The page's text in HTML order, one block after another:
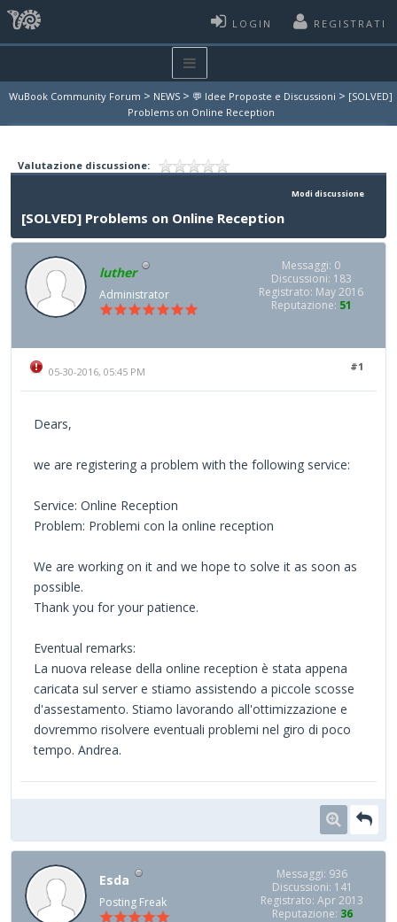
LOGIN REGISTRATI
WuBook Community Forum > NEWS > 💬 Idee Proposte e Discussioni > [SOLVED]
Problems on Online Reception
Valutazione discussione:
Modi discussione
[SOLVED] Problems on Online Reception
luther
Administrator
Messaggi: 0
Discussioni: 183
Registrato: May 2016
Reputazione: 51
#1
05-30-2016, 05:45 PM
Dears,
we are registering a problem with the following service:
Service: Online Reception
Problem: Problemi con la online reception
We are working on it and we hope to solve it as soon as
possible.
Thank you for your patience.
Eventual remarks:
La nuova release della online reception è stata appena
caricata sul server e stiamo assistendo a piccole scosse
d'assestamento. Stiamo lavorando all'ottimizzazione e
dovremmo risolvere eventuali problemi nel giro di poco
tempo. Andrea.
Esda
Posting Freak
Messaggi: 936
Discussioni: 141
Registrato: Apr 2013
Reputazione: 36